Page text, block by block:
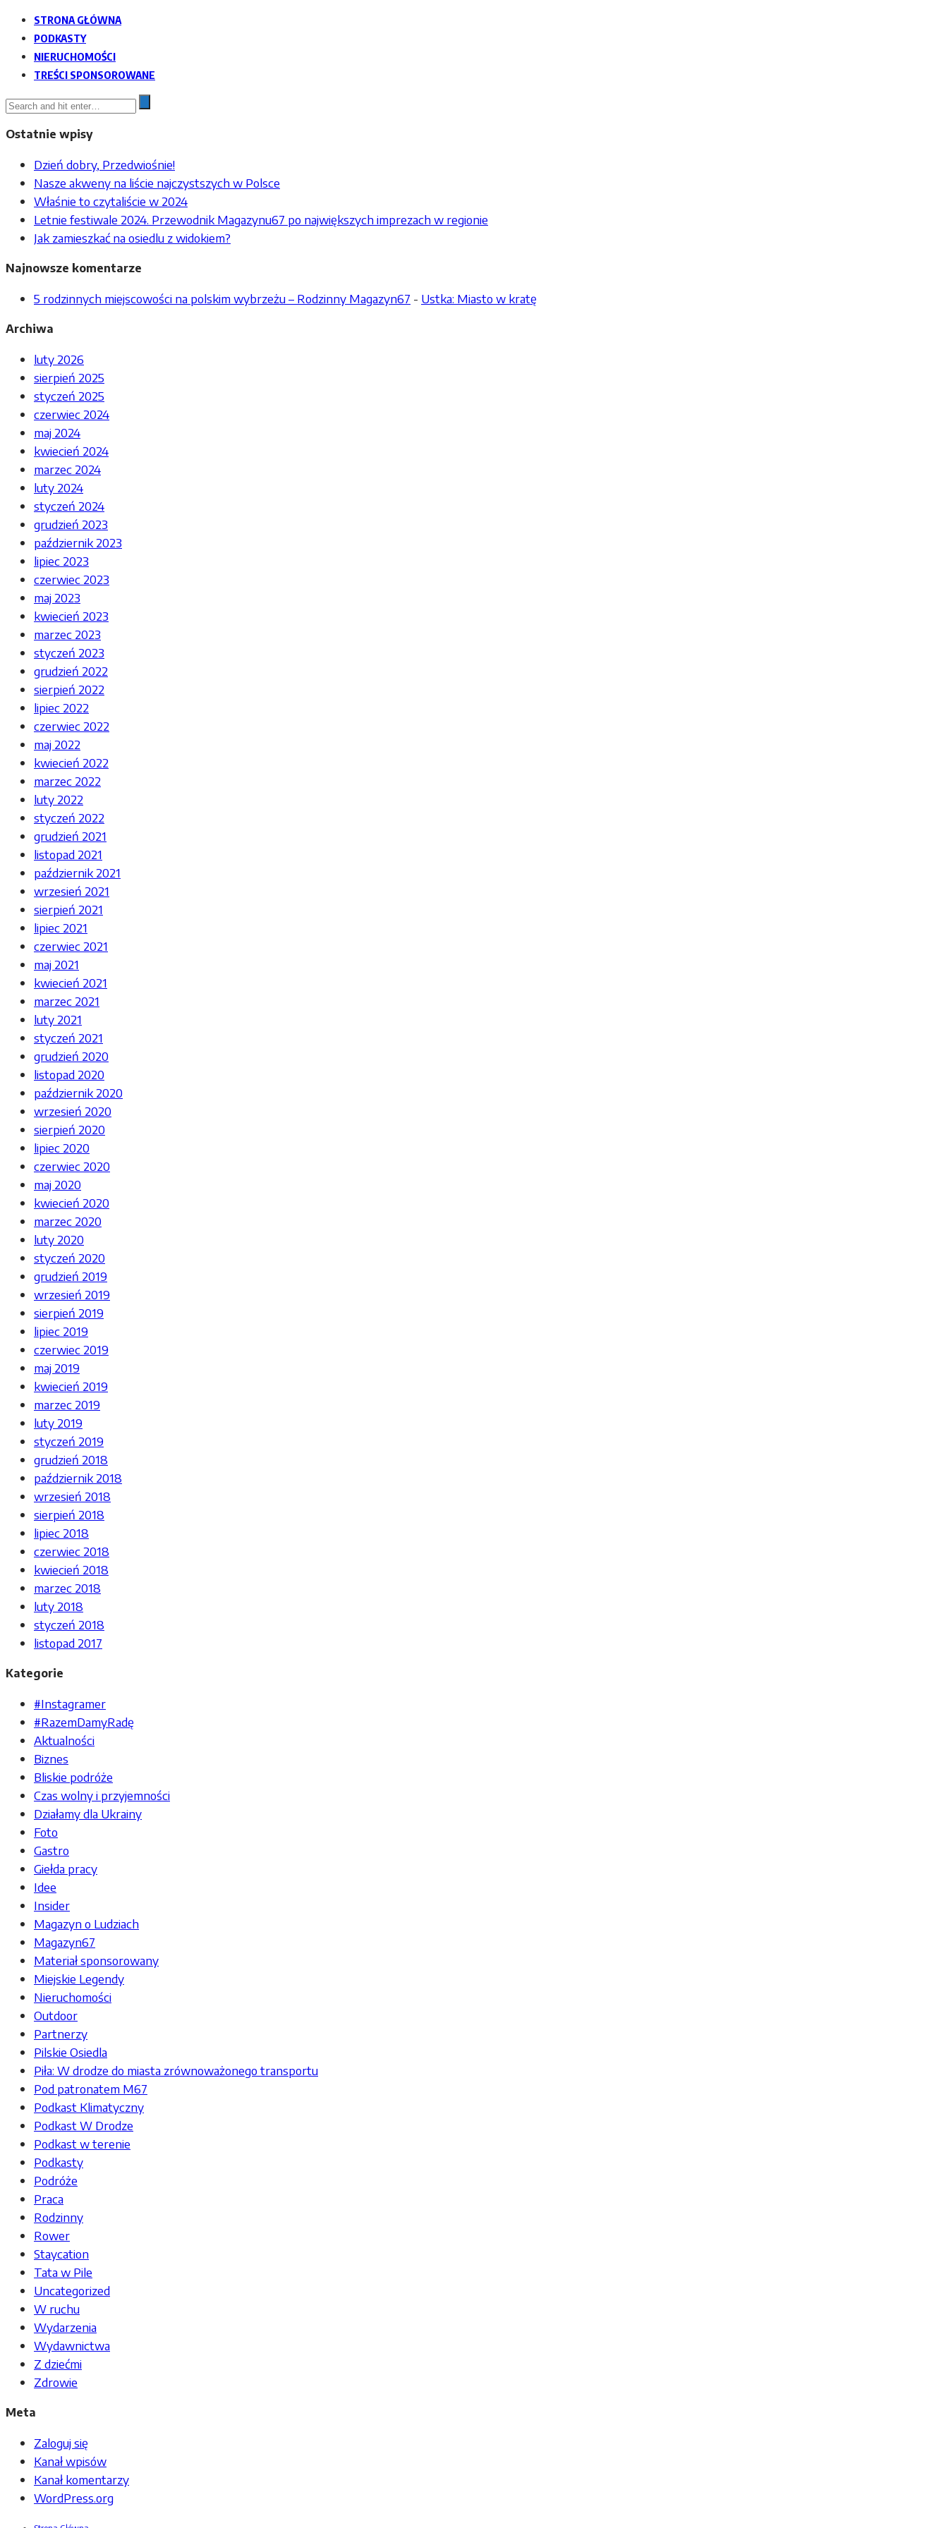
STRONA GŁÓWNA
PODKASTY
NIERUCHOMOŚCI
TREŚCI SPONSOROWANE
Ostatnie wpisy
Dzień dobry, Przedwiośnie!
Nasze akweny na liście najczystszych w Polsce
Właśnie to czytaliście w 2024
Letnie festiwale 2024. Przewodnik Magazynu67 po największych imprezach w regionie
Jak zamieszkać na osiedlu z widokiem?
Najnowsze komentarze
5 rodzinnych miejscowości na polskim wybrzeżu – Rodzinny Magazyn67 - Ustka: Miasto w kratę
Archiwa
luty 2026
sierpień 2025
styczeń 2025
czerwiec 2024
maj 2024
kwiecień 2024
marzec 2024
luty 2024
styczeń 2024
grudzień 2023
październik 2023
lipiec 2023
czerwiec 2023
maj 2023
kwiecień 2023
marzec 2023
styczeń 2023
grudzień 2022
sierpień 2022
lipiec 2022
czerwiec 2022
maj 2022
kwiecień 2022
marzec 2022
luty 2022
styczeń 2022
grudzień 2021
listopad 2021
październik 2021
wrzesień 2021
sierpień 2021
lipiec 2021
czerwiec 2021
maj 2021
kwiecień 2021
marzec 2021
luty 2021
styczeń 2021
grudzień 2020
listopad 2020
październik 2020
wrzesień 2020
sierpień 2020
lipiec 2020
czerwiec 2020
maj 2020
kwiecień 2020
marzec 2020
luty 2020
styczeń 2020
grudzień 2019
wrzesień 2019
sierpień 2019
lipiec 2019
czerwiec 2019
maj 2019
kwiecień 2019
marzec 2019
luty 2019
styczeń 2019
grudzień 2018
październik 2018
wrzesień 2018
sierpień 2018
lipiec 2018
czerwiec 2018
kwiecień 2018
marzec 2018
luty 2018
styczeń 2018
listopad 2017
Kategorie
#Instagramer
#RazemDamyRadę
Aktualności
Biznes
Bliskie podróże
Czas wolny i przyjemności
Działamy dla Ukrainy
Foto
Gastro
Giełda pracy
Idee
Insider
Magazyn o Ludziach
Magazyn67
Materiał sponsorowany
Miejskie Legendy
Nieruchomości
Outdoor
Partnerzy
Pilskie Osiedla
Piła: W drodze do miasta zrównoważonego transportu
Pod patronatem M67
Podkast Klimatyczny
Podkast W Drodze
Podkast w terenie
Podkasty
Podróże
Praca
Rodzinny
Rower
Staycation
Tata w Pile
Uncategorized
W ruchu
Wydarzenia
Wydawnictwa
Z dziećmi
Zdrowie
Meta
Zaloguj się
Kanał wpisów
Kanał komentarzy
WordPress.org